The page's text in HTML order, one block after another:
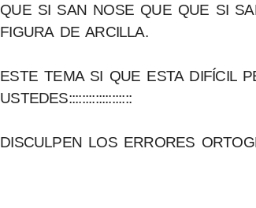
QUE SI SAN NOSE QUE QUE SI
FIGURA DE ARCILLA.
ESTE TEMA SI QUE ESTA DIFÍCIL
USTEDES:::::::::::::::::::
DISCULPEN LOS ERRORES